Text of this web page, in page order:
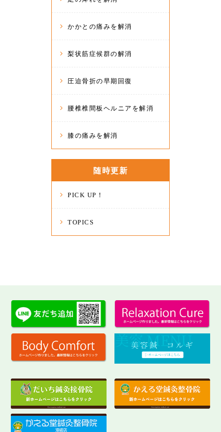
かかとの痛みを解消
梨状筋症候群の解消
圧迫骨折の早期回復
腰椎椎間板ヘルニアを解消
膝の痛みを解消
随時更新
PICK UP！
TOPICS